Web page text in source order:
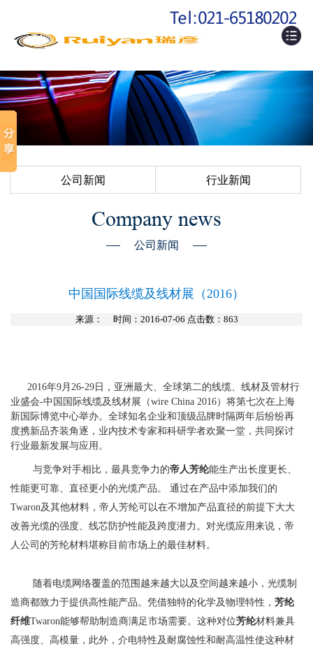
公司新闻 行业新闻
Company news
公司新闻
中国国际线缆及线材展（2016）
来源： 时间：2016-07-06 点击数： 863
2016年9月 26-29 日，亚洲最大、全球第二的线缆、线材及管材行
业盛会-中国国际线缆及线材展（wire China 2016）将第七次在上海
新国际博览中心举办。全球知名企业和顶级品牌时隔两年后纷纷再
度携新品齐装角逐，业内技术专家和科研学者欢聚一堂，共同探讨
行业最新发展与应用。
与竞争对手相比，最具竞争力的帝人芳纶能生产出长度更长、
性能更可靠、直径更小的光缆产品。 通过在产品中添加我们的
Twaron及其他材料，帝人芳纶可以在不增加产品直径的前提下大大
改善光缆的强度、线芯防护性能及跨度潜力。对光缆应用来说，帝
人公司的芳纶材料堪称目前市场上的最佳材料。
随着电缆网络覆盖的范围越来越大以及空间越来越小，光缆制
造商都致力于提供高性能产品。凭借独特的化学及物理特性， 芳纶
纤维Twaron能够帮助制造商满足市场需要。这种对位芳纶材料兼具
高强度、高模量，此外，介电特性及耐腐蚀性和耐高温性使这种材